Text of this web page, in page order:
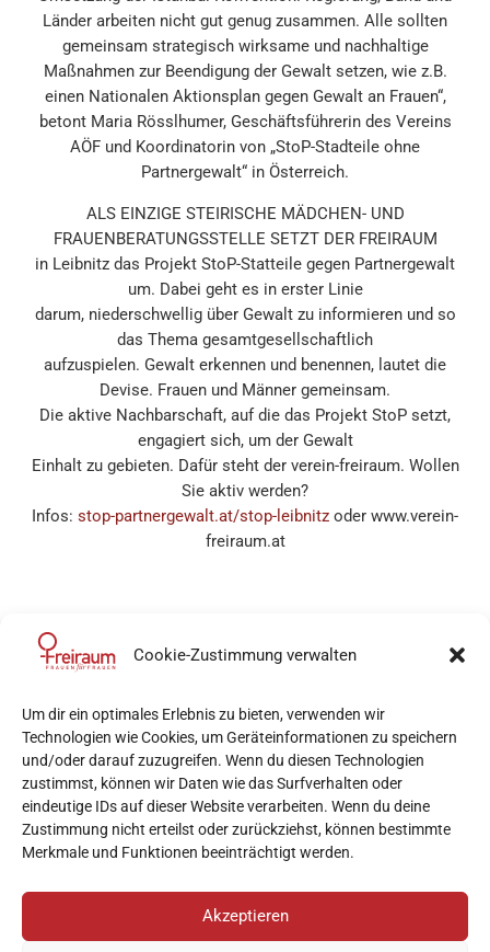
Cookie-Zustimmung verwalten
Um dir ein optimales Erlebnis zu bieten, verwenden wir
Technologien wie Cookies, um Geräteinformationen zu speichern
und/oder darauf zuzugreifen. Wenn du diesen Technologien
zustimmst, können wir Daten wie das Surfverhalten oder
eindeutige IDs auf dieser Website verarbeiten. Wenn du deine
Zustimmung nicht erteilst oder zurückziehst, können bestimmte
Merkmale und Funktionen beeinträchtigt werden.
Akzeptieren
Länder arbeiten nicht gut genug zusammen. Alle sollten
gemeinsam strategisch wirksame und nachhaltige
Maßnahmen zur Beendigung der Gewalt setzen, wie z.B.
einen Nationalen Aktionsplan gegen Gewalt an Frauen“,
betont Maria Rösslhumer, Geschäftsführerin des Vereins
AÖF und Koordinatorin von „StoP-Stadteile ohne
Partnergewalt“ in Österreich.
ALS EINZIGE STEIRISCHE MÄDCHEN- UND
FRAUENBERATUNGSSTELLE SETZT DER FREIRAUM
in Leibnitz das Projekt StoP-Statteile gegen Partnergewalt
um. Dabei geht es in erster Linie
darum, niederschwellig über Gewalt zu informieren und so
das Thema gesamtgesellschaftlich
aufzuspielen. Gewalt erkennen und benennen, lautet die
Devise. Frauen und Männer gemeinsam.
Die aktive Nachbarschaft, auf die das Projekt StoP setzt,
engagiert sich, um der Gewalt
Einhalt zu gebieten. Dafür steht der verein-freiraum. Wollen
Sie aktiv werden?
Infos: stop-partnergewalt.at/stop-leibnitz oder www.verein-
freiraum.at
mail beratung@verein-freiraum.at
phone